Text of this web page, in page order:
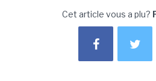
Cet article vous a plu?